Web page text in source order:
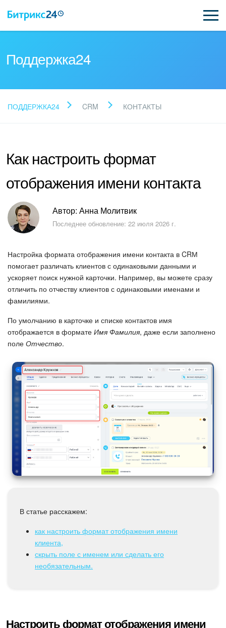
Прочитайте готовые
Новые статьи
Поддержка Битрикс24
Регистрация и вход
Безопасность в Битрикс24
Тарифы и оплата
С чего начать
AI в Битрикс24
Вайбкод
Задачи
Мессенджер
Календарь
Диск
Интернет-магазин
CRM
Поддержка24
ПОДДЕРЖКА24 CRM КОНТАКТЫ
Как настроить формат
отображения имени контакта
Автор: Анна Молитвик
Последнее обновление: 22 июля 2026 г.
Настройка формата отображения имени контакта в CRМ
помогает различать клиентов с одинаковыми данными и
ускоряет поиск нужной карточки. Например, вы можете сразу
отличить по отчеству клиентов с одинаковыми именами и
фамилиями.
По умолчанию в карточке и списке контактов имя
отображается в формате Имя Фамилия, даже если заполнено
поле Отчество.
В статье расскажем:
как настроить формат отображения имени
клиента,
скрыть поле с именем или сделать его
необязательным.
Настроить формат отображения имени